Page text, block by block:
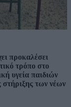
προκαλέσει
τρόπο στο
υγεία παιδιών
των νέων